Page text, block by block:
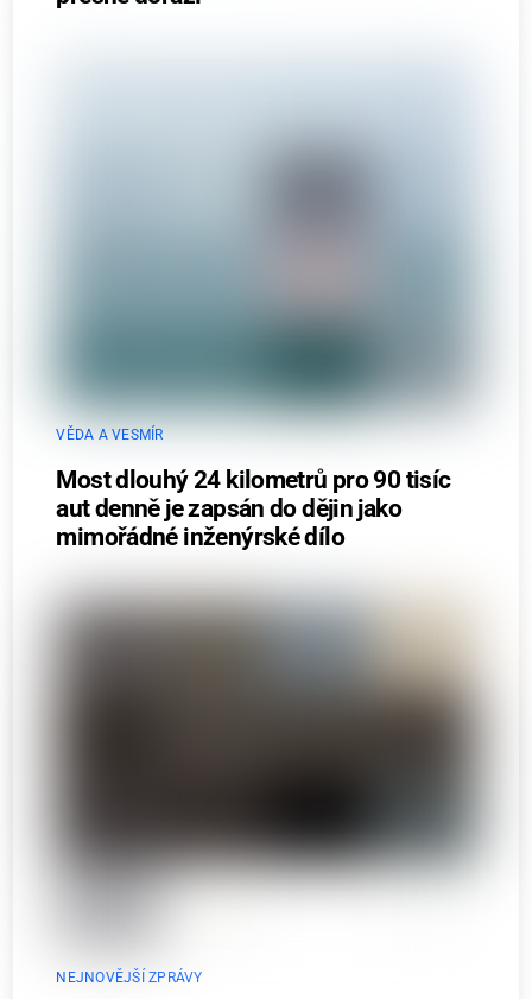
VĚDA A VESMÍR
Most dlouhý 24 kilometrů pro 90 tisíc
aut denně je zapsán do dějin jako
mimořádné inženýrské dílo
NEJNOVĚJŠÍ ZPRÁVY